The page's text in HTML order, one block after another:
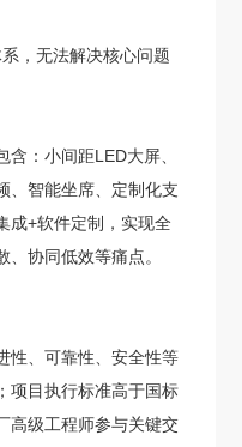
，无法解决核心问题
：小间距LED大屏、
、智能坐席、定制化支
成+软件定制，实现全
协同低效等痛点。
性、可靠性、安全性等
项目执行标准高于国标
高级工程师参与关键交